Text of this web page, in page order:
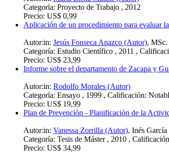
Categoría: Proyecto de Trabajo , 2012
Precio: US$ 0,99
Aplicación de un procedimiento para evaluar
Autor:in: Jesús Fonseca Anazco (Autor), MSc.
Categoría: Estudio Científico , 2011 ,
Precio: US$ 23,99
Informe sobre el departamento de Zacapa y
Autor:in: Rodolfo Morales (Autor)
Categoría: Ensayo , 1999 , Calificación:
Precio: US$ 19,99
Plan de Prevención - Planificación de la
Autor:in: Vanessa Zorrilla (Autor), Inés
Categoría: Tesis de Máster , 2010 ,
Precio: US$ 34,99